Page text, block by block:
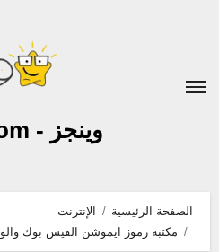
وينجز - wingiz.com
الصفحة الرئيسية
الإنترنت
مكتبة رموز ايموشن الفيس بوك